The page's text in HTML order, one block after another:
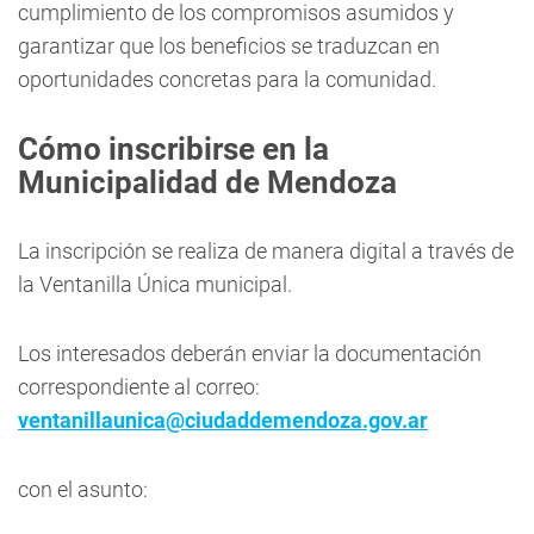
cumplimiento de los compromisos asumidos y
garantizar que los beneficios se traduzcan en
oportunidades concretas para la comunidad.
Cómo inscribirse en la
Municipalidad de Mendoza
La inscripción se realiza de manera digital a través de
la Ventanilla Única municipal.
Los interesados deberán enviar la documentación
correspondiente al correo:
ventanillaunica@ciudaddemendoza.gov.ar
con el asunto: